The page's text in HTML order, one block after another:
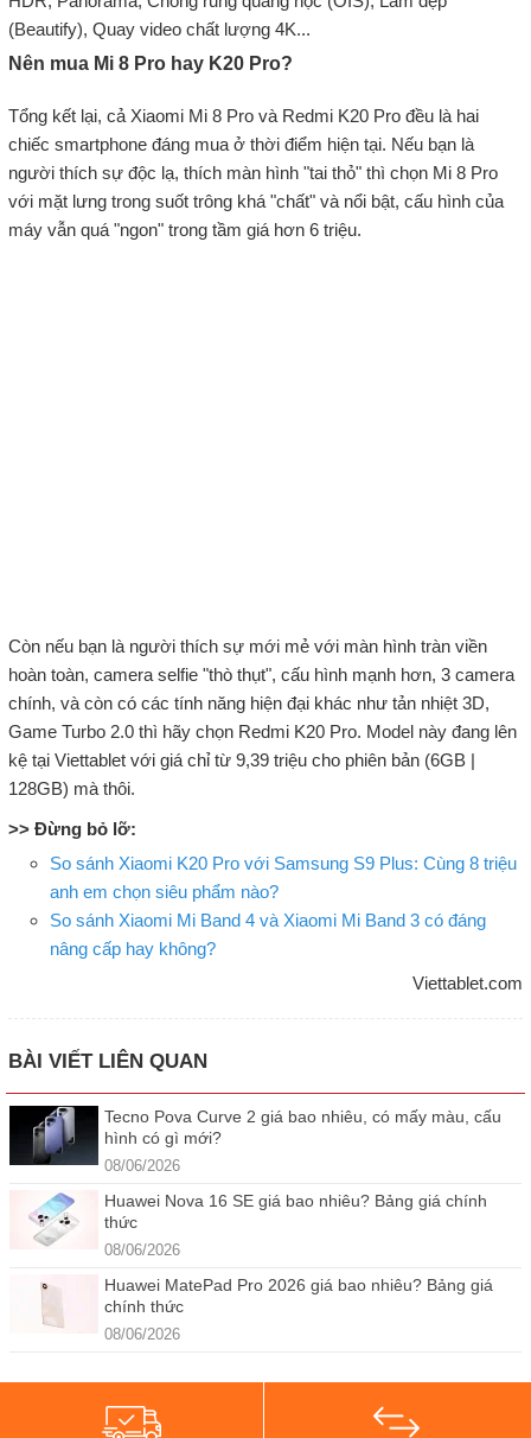
(Beautify), Quay video chất lượng 4K...
Nên mua Mi 8 Pro hay K20 Pro?
Tổng kết lại, cả Xiaomi Mi 8 Pro và Redmi K20 Pro đều là hai
chiếc smartphone đáng mua ở thời điểm hiện tại. Nếu bạn là
người thích sự độc lạ, thích màn hình "tai thỏ" thì chọn Mi 8 Pro
với mặt lưng trong suốt trông khá "chất" và nổi bật, cấu hình của
máy vẫn quá "ngon" trong tầm giá hơn 6 triệu.
Còn nếu bạn là người thích sự mới mẻ với màn hình tràn viền
hoàn toàn, camera selfie "thò thụt", cấu hình mạnh hơn, 3 camera
chính, và còn có các tính năng hiện đại khác như tản nhiệt 3D,
Game Turbo 2.0 thì hãy chọn Redmi K20 Pro. Model này đang lên
kệ tại Viettablet với giá chỉ từ 9,39 triệu cho phiên bản (6GB |
128GB) mà thôi.
>> Đừng bỏ lỡ:
So sánh Xiaomi K20 Pro với Samsung S9 Plus: Cùng 8 triệu
anh em chọn siêu phẩm nào?
So sánh Xiaomi Mi Band 4 và Xiaomi Mi Band 3 có đáng
nâng cấp hay không?
Viettablet.com
BÀI VIẾT LIÊN QUAN
Tecno Pova Curve 2 giá bao nhiêu, có mấy màu, cấu
hình có gì mới?
08/06/2026
Huawei Nova 16 SE giá bao nhiêu? Bảng giá chính
thức
08/06/2026
Huawei MatePad Pro 2026 giá bao nhiêu? Bảng giá
chính thức
08/06/2026